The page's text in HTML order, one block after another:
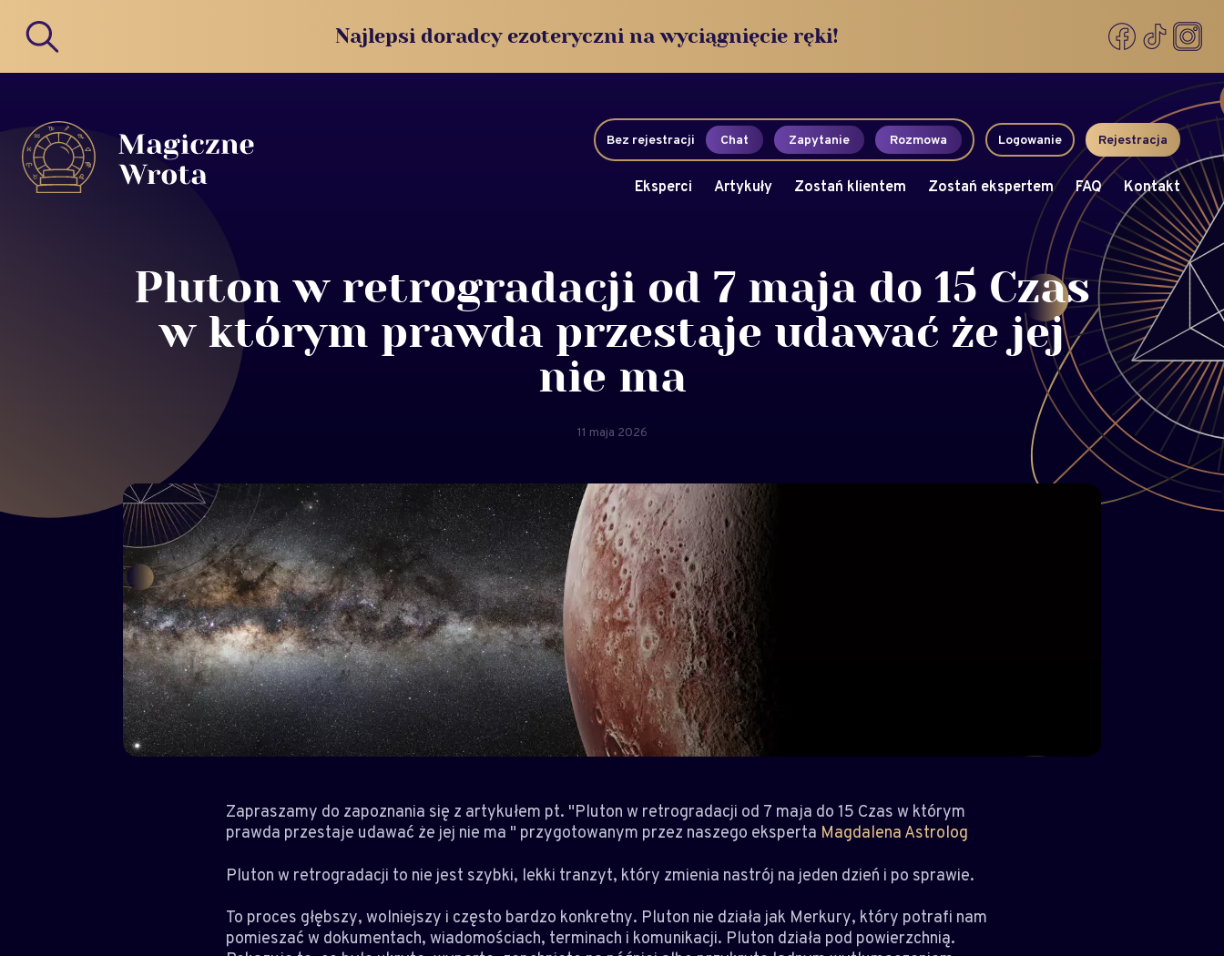
Najlepsi doradcy ezoteryczni na wyciągnięcie ręki!
Bez rejestracji Chat Zapytanie Rozmowa Logowanie Rejestracja
Eksperci Artykuły Zostań klientem Zostań ekspertem FAQ Kontakt
Pluton w retrogradacji od 7 maja do 15 Czas
w którym prawda przestaje udawać że jej
nie ma
11 maja 2026
Zapraszamy do zapoznania się z artykułem pt. "Pluton w retrogradacji od 7 maja do 15 Czas w którym
prawda przestaje udawać że jej nie ma " przygotowanym przez naszego eksperta Magdalena Astrolog
Pluton w retrogradacji to nie jest szybki, lekki tranzyt, który zmienia nastrój na jeden dzień i po sprawie.
To proces głębszy, wolniejszy i często bardzo konkretny. Pluton nie działa jak Merkury, który potrafi nam
pomieszać w dokumentach, wiadomościach, terminach i komunikacji. Pluton działa pod powierzchnią.